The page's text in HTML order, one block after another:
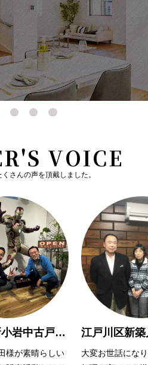
VOICE
さんの声を頂戴しました。
江戸川区新築戸建て購入 M様
りました。
岩井さんには、